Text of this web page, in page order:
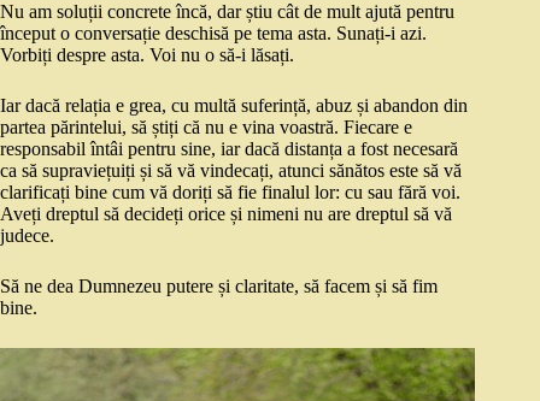
Nu am soluții concrete încă, dar știu cât de mult ajută pentru
început o conversație deschisă pe tema asta. Sunați-i azi.
Vorbiți despre asta. Voi nu o să-i lăsați.
Iar dacă relația e grea, cu multă suferință, abuz și abandon din
partea părintelui, să știți că nu e vina voastră. Fiecare e
responsabil întâi pentru sine, iar dacă distanța a fost necesară
ca să supraviețuiți și să vă vindecați, atunci sănătos este să vă
clarificați bine cum vă doriți să fie finalul lor: cu sau fără voi.
Aveți dreptul să decideți orice și nimeni nu are dreptul să vă
judece.
Să ne dea Dumnezeu putere și claritate, să facem și să fim
bine.